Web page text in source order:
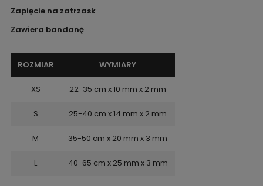
Zapięcie na zatrzask
Zawiera bandanę
ROZMIAR WYMIARY
XS 22-35 cm x 10 mm x 2 mm
S 25-40 cm x 14 mm x 2 mm
M 35-50 cm x 20 mm x 3 mm
L 40-65 cm x 25 mm x 3 mm